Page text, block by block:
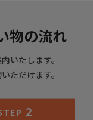
物の流れ
いたします。
ただけます。
2